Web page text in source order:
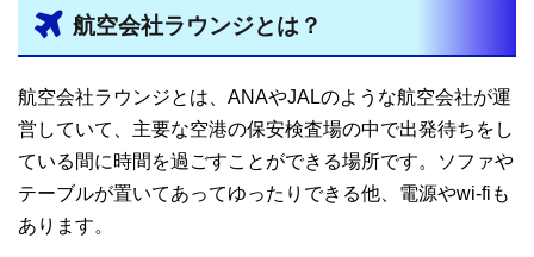
航空会社ラウンジとは？
航空会社ラウンジとは、ANAやJALのような航空会社が運
営していて、主要な空港の保安検査場の中で出発待ちをし
ている間に時間を過ごすことができる場所です。ソファや
テーブルが置いてあってゆったりできる他、電源やwi-fiも
あります。